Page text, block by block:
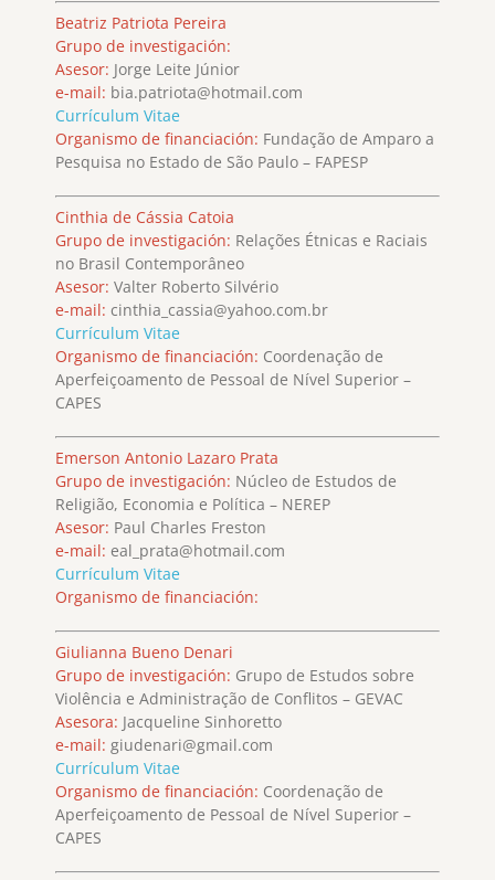
Beatriz Patriota Pereira
Grupo de investigación:
Asesor: Jorge Leite Júnior
e-mail: bia.patriota@hotmail.com
Currículum Vitae
Organismo de financiación: Fundação de Amparo a
Pesquisa no Estado de São Paulo – FAPESP
Cinthia de Cássia Catoia
Grupo de investigación: Relações Étnicas e Raciais
no Brasil Contemporâneo
Asesor: Valter Roberto Silvério
e-mail: cinthia_cassia@yahoo.com.br
Currículum Vitae
Organismo de financiación: Coordenação de
Aperfeiçoamento de Pessoal de Nível Superior –
CAPES
Emerson Antonio Lazaro Prata
Grupo de investigación: Núcleo de Estudos de
Religião, Economia e Política – NEREP
Asesor: Paul Charles Freston
e-mail: eal_prata@hotmail.com
Currículum Vitae
Organismo de financiación:
Giulianna Bueno Denari
Grupo de investigación: Grupo de Estudos sobre
Violência e Administração de Conflitos – GEVAC
Asesora: Jacqueline Sinhoretto
e-mail: giudenari@gmail.com
Currículum Vitae
Organismo de financiación: Coordenação de
Aperfeiçoamento de Pessoal de Nível Superior –
CAPES